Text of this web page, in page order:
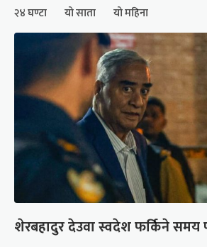
२४ घण्टा यो साता यो महिना
शेरबहादुर देउवा स्वदेश फर्किने समय